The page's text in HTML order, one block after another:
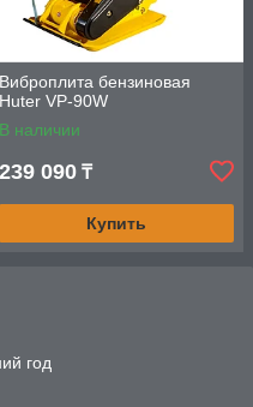
Виброплита бензиновая
Huter VP-90W
В наличии
239 090 ₸
Купить
год